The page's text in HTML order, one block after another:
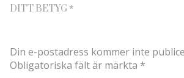
Din e-postadress kommer inte
Obligatoriska fält är märkta *
DITT BETYG*